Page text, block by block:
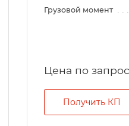
Грузовой момент
Цена по
Получить КП